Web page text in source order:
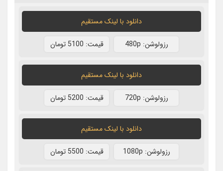
دانلود با لينک مستقيم
رزولوشن: 480p قيمت: 5100 تومان
دانلود با لينک مستقيم
رزولوشن: 720p قيمت: 5200 تومان
دانلود با لينک مستقيم
رزولوشن: 1080p قيمت: 5500 تومان